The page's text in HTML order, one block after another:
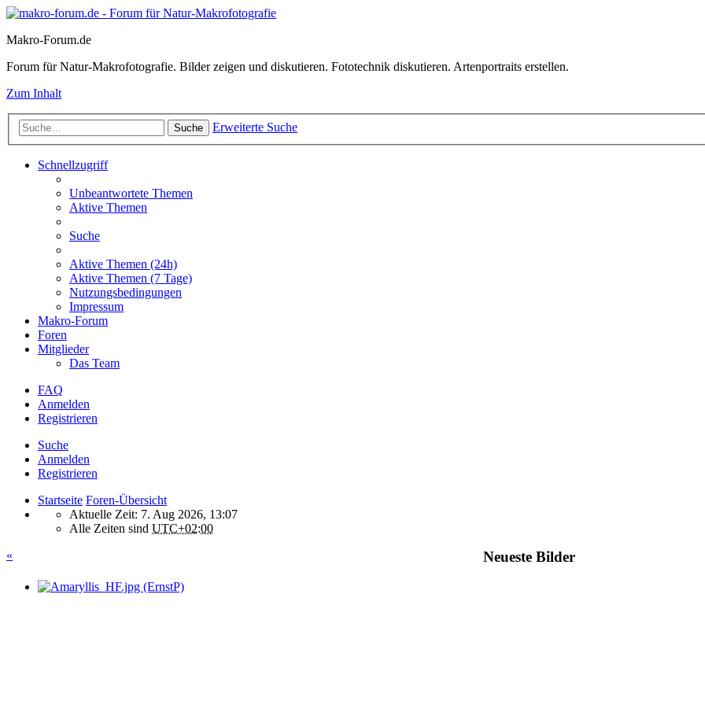
Makro-Forum.de
Forum für Natur-Makrofotografie. Bilder zeigen und diskutieren. Fototechnik diskutieren. Artenportraits erstellen.
Zum Inhalt
Suche Erweiterte Suche
Schnellzugriff
Unbeantwortete Themen
Aktive Themen
Suche
Aktive Themen (24h)
Aktive Themen (7 Tage)
Nutzungsbedingungen
Impressum
Makro-Forum
Foren
Mitglieder
Das Team
FAQ
Anmelden
Registrieren
Suche
Anmelden
Registrieren
Startseite Foren-Übersicht
Aktuelle Zeit: 7. Aug 2026, 13:07
Alle Zeiten sind UTC+02:00
«
Neueste Bilder